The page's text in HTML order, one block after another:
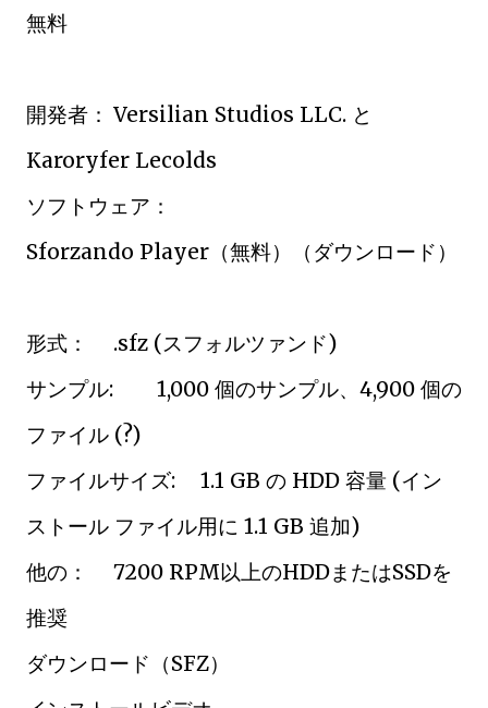
無料
開発者： Versilian Studios LLC. と
Karoryfer Lecolds
ソフトウェア：
Sforzando Player（無料）（ダウンロード）
形式：
.sfz (スフォルツァンド)
サンプル:
1,000 個のサンプル、4,900 個の
ファイル (?)
ファイルサイズ:
1.1 GB の HDD 容量 (イン
ストール ファイル用に 1.1 GB 追加)
他の：
7200 RPM以上のHDDまたはSSDを
推奨
ダウンロード（SFZ）